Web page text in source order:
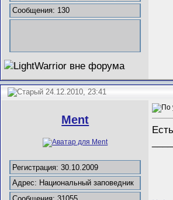
Сообщения: 130
24.12.2010, 23:41
Ment
Регистрация: 30.10.2009
Адрес: Национальный заповедник